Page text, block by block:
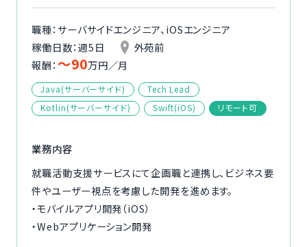
福利厚生
ご利用者様の声
ご利用の流れ
コーディネーター紹介
イベント/マガジン
法人の方
職種：サーバサイドエンジニア、iOSエンジニア
稼働日数：週5日
外苑前
報酬： 〜90万円／月
Java(サーバーサイド)
Tech Lead
Kotlin(サーバーサイド)
Swift(iOS) リモート可
業務内容
就職活動支援サービスにて企画職と連携し、ビジネス要
件やユーザー視点を考慮した開発を進めます。
・モバイルアプリ開発（iOS）
・Webアプリケーション開発